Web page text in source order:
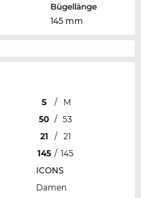
Bügellänge
145 mm
S /
M
50 / 53
21 /
21
145 / 145
ICONS
Damen